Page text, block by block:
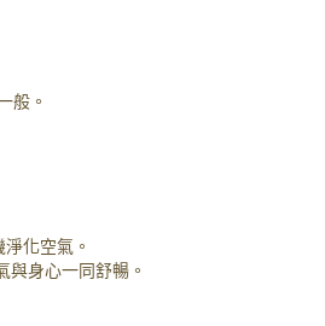
般。
化空氣。
身心一同舒暢。